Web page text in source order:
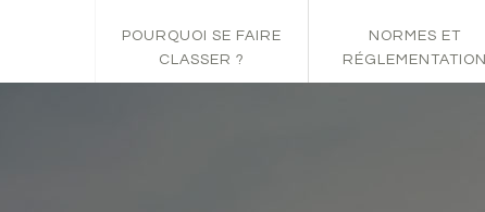
POURQUOI SE FAIRE
CLASSER ?
NORMES ET
RÉGLEMENTATION